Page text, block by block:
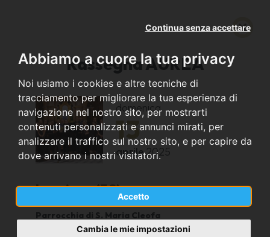
Abbiamo a cuore la tua privacy
Noi usiamo i cookies e altre tecniche di
tracciamento per migliorare la tua esperienza di
navigazione nel nostro sito, per mostrarti
contenuti personalizzati e annunci mirati, per
analizzare il traffico sul nostro sito, e per capire da
dove arrivano i nostri visitatori.
Accetto
Continua senza accettare
Cambia le mie impostazioni
Rassegna AUREA
domenica
13
aprile 2025
Longiano (FC)
Parrocchia di S. Maria Cleofa